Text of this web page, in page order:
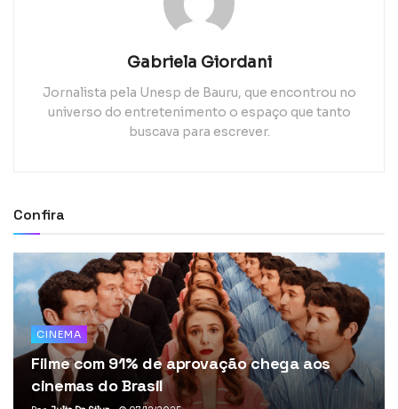
Gabriela Giordani
Jornalista pela Unesp de Bauru, que encontrou no
universo do entretenimento o espaço que tanto
buscava para escrever.
Confira
CINEMA
Filme com 91% de aprovação chega aos
cinemas do Brasil